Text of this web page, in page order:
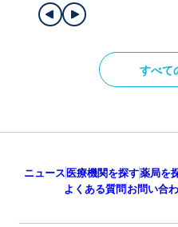
すべて
ニュース医療機関を探す薬局を
よくある質問お問い合